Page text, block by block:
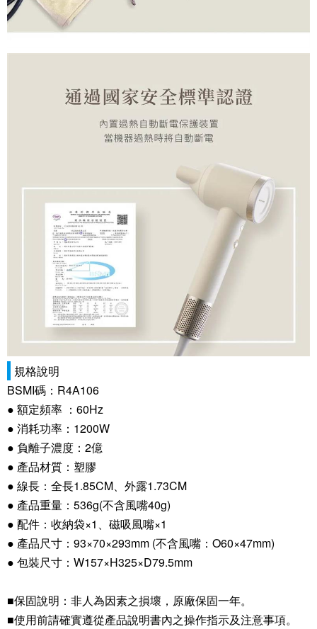
規格說明
BSMI碼：R4A106
● 額定頻率 ：60Hz
● 消耗功率：1200W
● 負離子濃度：2億
● 產品材質：塑膠
● 線長：全長1.85CM、外露1.73CM
● 產品重量：536g(不含風嘴40g)
● 配件：收納袋×1、磁吸風嘴×1
● 產品尺寸：93×70×293mm (不含風嘴：O60×47mm)
● 包裝尺寸：W157×H325×D79.5mm
■保固說明：非人為因素之損壞，原廠保固一年。
■使用前請確實遵從產品說明書內之操作指示及注意事項。